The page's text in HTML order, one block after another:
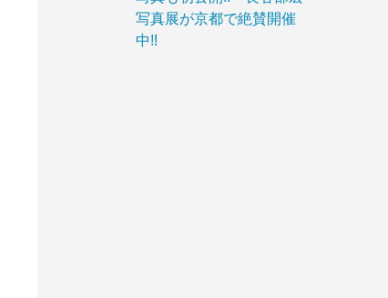
写真展が京都で絶賛開催
中!!